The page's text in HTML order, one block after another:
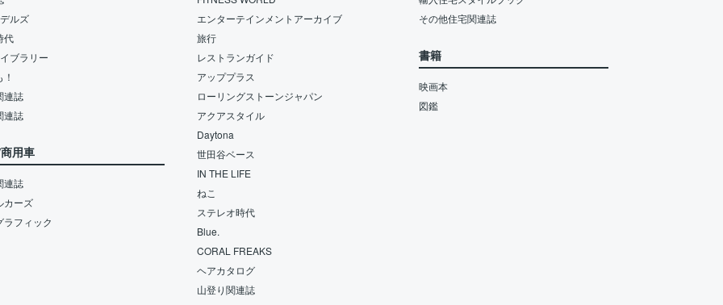
ルズ
代
ブラリー
連誌
連誌
用車
連誌
カーズ
ラフィック
エンターテインメントアーカイブ
旅行
レストランガイド
アッププラス
ローリングストーンジャパン
アクアスタイル
Daytona
世田谷ベース
IN THE LIFE
ねこ
ステレオ時代
Blue.
CORAL FREAKS
ヘアカタログ
山登り関連誌
その他住宅関連誌
書籍
映画本
図鑑